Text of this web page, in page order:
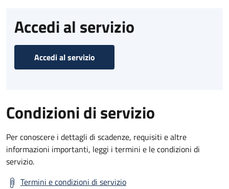
Accedi al servizio
Accedi al servizio
Condizioni di servizio
Per conoscere i dettagli di scadenze, requisiti e altre
informazioni importanti, leggi i termini e le condizioni di
servizio.
Termini e condizioni di servizio